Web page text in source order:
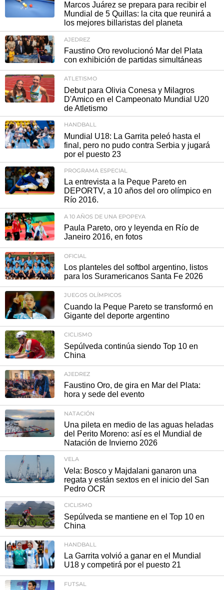
Marcos Juárez se prepara para recibir el
Mundial de 5 Quillas: la cita que reunirá a
los mejores billaristas del planeta
AJEDREZ
Faustino Oro revolucionó Mar del Plata
con exhibición de partidas simultáneas
ATLETISMO
Debut para Olivia Conesa y Milagros
D'Amico en el Campeonato Mundial U20
de Atletismo
HANDBALL
Mundial U18: La Garrita peleó hasta el
final, pero no pudo contra Serbia y jugará
por el puesto 23
PROGRAMA ESPECIAL
La entrevista a la Peque Pareto en
DEPORTV, a 10 años del oro olímpico en
Río 2016.
A 10 AÑOS DE UNA EPOPEYA
Paula Pareto, oro y leyenda en Río de
Janeiro 2016, en fotos
OFICIAL
Los planteles del softbol argentino, listos
para los Suramericanos Santa Fe 2026
JUEGOS OLÍMPICOS
Cuando la Peque Pareto se transformó en
Gigante del deporte argentino
CICLISMO
Sepúlveda continúa siendo Top 10 en
China
AJEDREZ
Faustino Oro, de gira en Mar del Plata:
hora y sede del evento
NATACIÓN
Una pileta en medio de las aguas heladas
del Perito Moreno: así es el Mundial de
Natación de Invierno 2026
VELA
Vela: Bosco y Majdalani ganaron una
regata y están sextos en el inicio del San
Pedro OCR
CICLISMO
Sepúlveda se mantiene en el Top 10 en
China
HANDBALL
La Garrita volvió a ganar en el Mundial
U18 y competirá por el puesto 21
FUTSAL